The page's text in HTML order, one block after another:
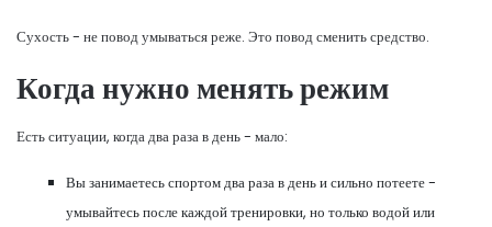
Сухость - не повод умываться реже. Это повод сменить средство.
Когда нужно менять режим
Есть ситуации, когда два раза в день - мало:
Вы занимаетесь спортом два раза в день и сильно потеете -
умывайтесь после каждой тренировки, но только водой или